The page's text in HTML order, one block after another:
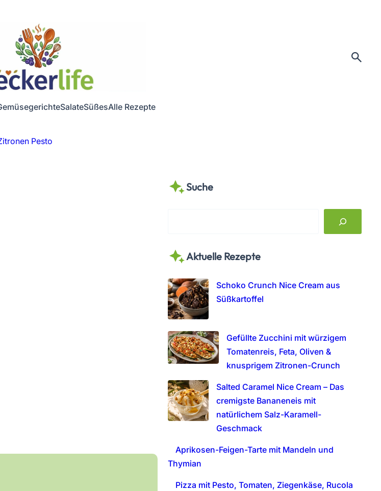
SalateSüßesAlle Rezepte
Pesto
Suche
r
h
Aktuelle Rezepte
Schoko Crunch Nice Cream aus
Süßkartoffel
Gefüllte Zucchini mit würzigem
Tomatenreis, Feta, Oliven &
knusprigem Zitronen-Crunch
Salted Caramel Nice Cream – Das
cremigste Bananeneis mit
natürlichem Salz-Karamell-
Geschmack
Aprikosen-Feigen-Tarte mit Mandeln und
Thymian
Pizza mit Pesto, Tomaten, Ziegenkäse, Rucola